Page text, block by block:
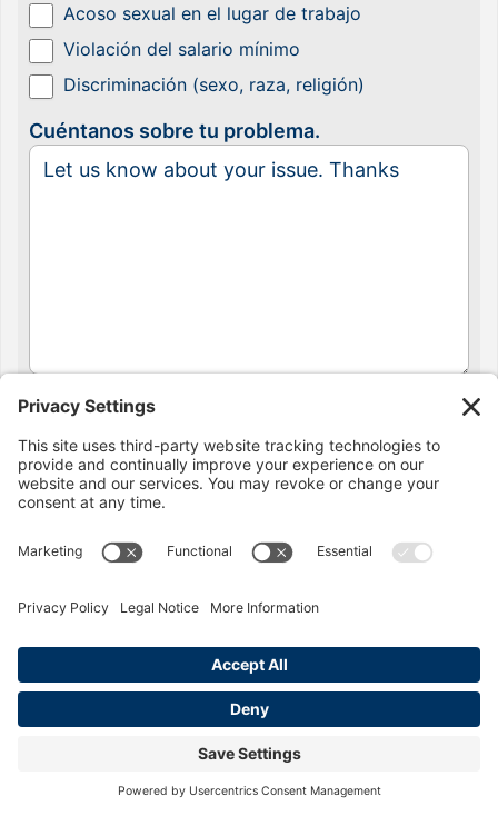
Acoso sexual en el lugar de trabajo
Violación del salario mínimo
Discriminación (sexo, raza, religión)
Cuéntanos sobre tu problema.
Obtenga una consulta gratuita
Artículos recientes
Penalización por comida en
California: lo que deben saber los
trabajadores del comercio
La ley de penalización por comida de
California protege a los empleados frente